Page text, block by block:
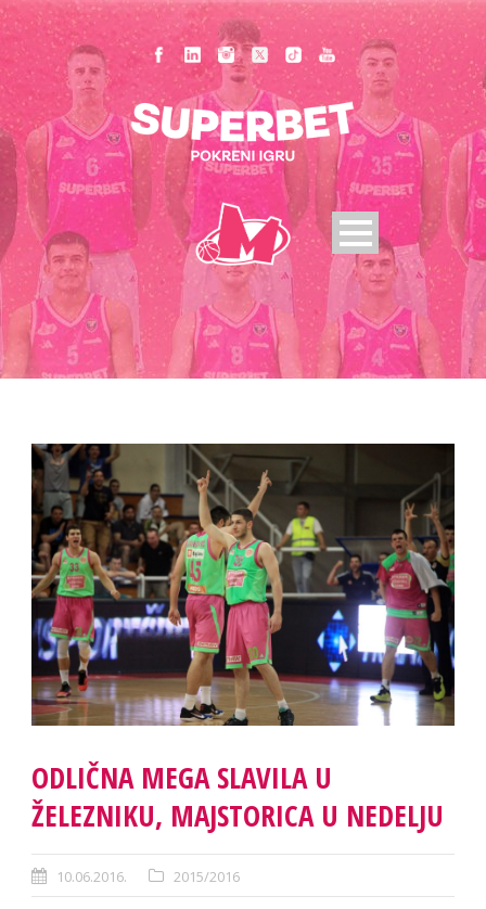
ODLIČNA MEGA SLAVILA U
ŽELEZNIKU, MAJSTORICA U NEDELJU
10.06.2016. 2015/2016